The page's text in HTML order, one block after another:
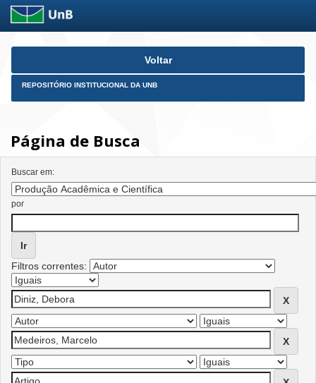
Skip
Voltar
REPOSITÓRIO INSTITUCIONAL DA UNB
Página de Busca
Buscar em:
por
Filtros correntes: